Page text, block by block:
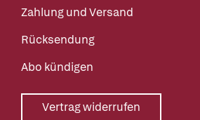
Zahlung und Versand
Rücksendung
Abo kündigen
Vertrag widerrufen